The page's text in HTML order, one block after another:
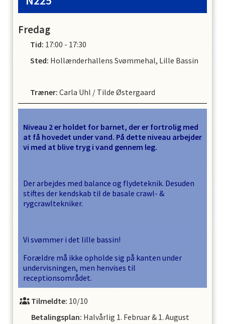
Fredag
Tid: 17:00 - 17:30
Sted: Hollænderhallens Svømmehal, Lille Bassin
Træner: Carla Uhl / Tilde Østergaard
Niveau 2 er holdet for barnet, der er fortrolig med
at få hovedet under vand. På dette niveau arbejder
vi med at blive tryg i vand gennem leg.
Der arbejdes med balance og flydeteknik. Desuden
stiftes der kendskab til de basale crawl- &
rygcrawltekniker.
Vi svømmer i det lille bassin!
Forældre må ikke opholde sig på kanten under
undervisningen, men henvises til
receptionsområdet.
Tilmeldte: 10/10
Betalingsplan: Halvårlig 1. Februar& 1. August